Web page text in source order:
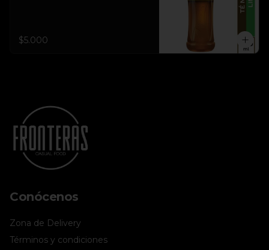
$5.000
Conócenos
Zona de Delivery
Términos y condiciones